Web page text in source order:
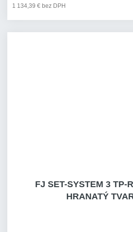
1 134,39 € bez DPH
FJ SET-SYSTEM 3 TP-
HRANATÝ